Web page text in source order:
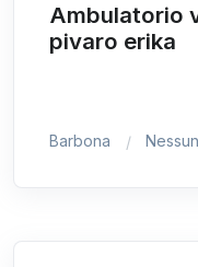
Ambulatorio
pivaro erika
Barbona